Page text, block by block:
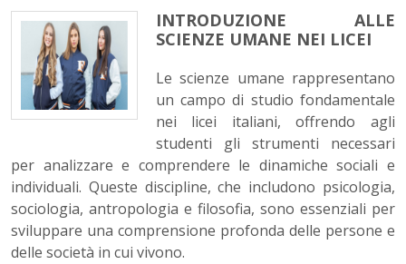
INTRODUZIONE ALLE
SCIENZE UMANE NEI LICEI
Le scienze umane rappresentano
un campo di studio fondamentale
nei licei italiani, offrendo agli
studenti gli strumenti necessari
per analizzare e comprendere le dinamiche sociali e
individuali. Queste discipline, che includono psicologia,
sociologia, antropologia e filosofia, sono essenziali per
sviluppare una comprensione profonda delle persone e
delle società in cui vivono.